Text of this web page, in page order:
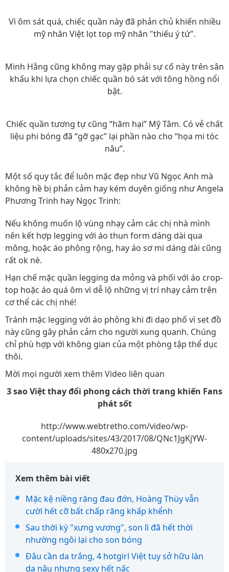
Vì ôm sát quá, chiếc quần này đã phản chủ khiến nhiều
mỹ nhân Việt lọt top mỹ nhân "thiếu ý tứ".
Minh Hằng cũng không may gặp phải sự cố này trên sân
khấu khi lựa chọn chiếc quần bó sát với tông hồng nổi
bật.
Chiếc quần tương tự cũng “hãm hại” Mỹ Tâm. Có vẻ chất
liệu phi bóng đã “gỡ gạc” lại phần nào cho “họa mi tóc
nâu”.
Một số quy tắc để luôn mặc đẹp như Vũ Ngọc Anh mà
không hề bị phản cảm hay kém duyên giống như Angela
Phương Trinh hay Ngọc Trinh:
Nếu không muốn lộ vùng nhạy cảm các chị nhà mình
nên kết hợp legging với áo thun form dáng dài qua
mông, hoặc áo phông rộng, hay áo sơ mi dáng dài cũng
rất ok nè.
Hạn chế mặc quần legging da mỏng và phối với áo crop-
top hoặc áo quá ôm vì dễ lộ những vị trí nhạy cảm trên
cơ thể các chị nhé!
Tránh mặc legging với áo phông khi đi dạo phố vì set đồ
này cũng gây phản cảm cho người xung quanh. Chúng
chỉ phù hợp với không gian của một phòng tập thể dục
thôi.
Mời mọi người xem thêm Video liên quan
3 sao Việt thay đổi phong cách thời trang khiến Fans
phát sốt
http://www.webtretho.com/video/wp-
content/uploads/sites/43/2017/08/QNc1JgKjYW-
480x270.jpg
Xem thêm bài viết
Mặc kệ niềng răng đau đớn, Hoàng Thùy vẫn
cười hết cỡ bất chấp răng khấp khểnh
Sau thời kỳ "xưng vương", son lì đã hết thời
nhường ngôi lại cho son bóng
Đâu cần da trắng, 4 hotgirl Việt tuy sở hữu làn
da nâu nhưng sexy hết nấc